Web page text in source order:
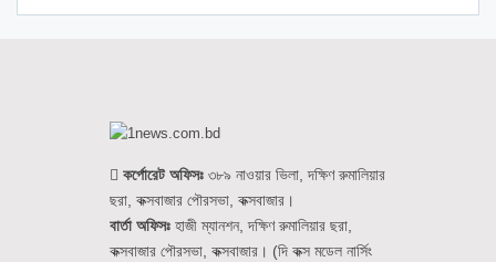
কর্পোরেট অফিসঃ৩৮৯ নাওয়ার ভিলা, দক্ষিণ রুমালিয়ার
ছরা, কক্সবাজার পৌরসভা, কক্সবাজার।
বার্তা অফিসঃ হাজী ম্যানশন, দক্ষিণ রুমালিয়ার ছরা,
কক্সবাজার পৌরসভা, কক্সবাজার। (দি কক্স মডেল নার্সিং